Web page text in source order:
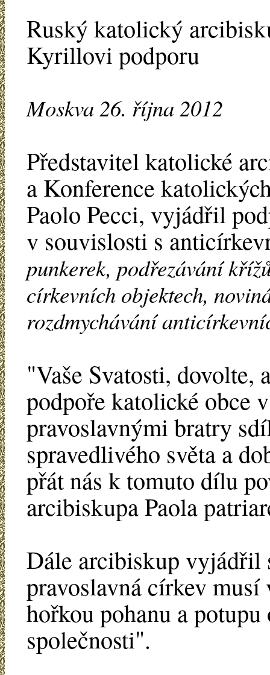
Ruský katolický
Kyrillovi podporu
Moskva 26. října 2012
Představitel katolické
a Konference
Paolo Pecci, vyjádřil
v souvislosti s
punkerek, podřezávání
církevních objektech,
rozdmychávání
"Vaše Svatosti, dovolte,
podpoře katolické obce
pravoslavnými bratry
spravedlivého světa a
přát nás k tomuto dílu
arcibiskupa Paola
Dále arcibiskup vyjádřil
pravoslavná církev musí
hořkou pohanu a
společnosti".